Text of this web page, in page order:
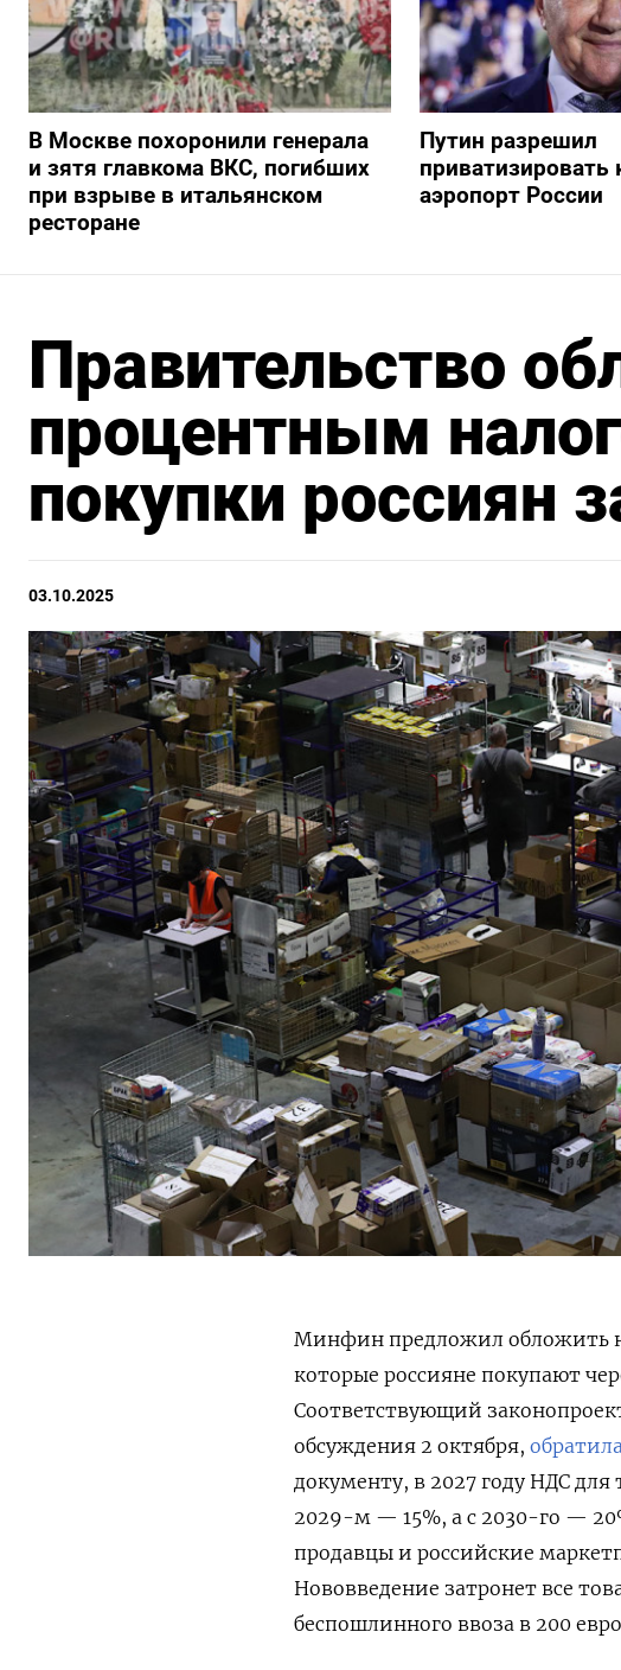
В Москве похоронили генерала
и зятя главкома ВКС, погибших
при взрыве в итальянском
ресторане
Путин разрешил
приватизировать
аэропорт России
Правительство
процентным
покупки россиян
03.10.2025
Минфин предложил обложить
которые россияне покупают
Соответствующий
обсуждения 2 октября, обратила
документу, в 2027 году НДС
2029-м — 15%, а с 2030-го —
продавцы и российские
Нововведение затронет все
беспошлинного ввоза в 200